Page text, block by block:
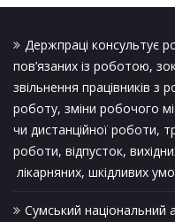
Держпраці консультує
пов’язаних із роботою,
звільнення працівників з
роботу, зміни робочого
чи дистанційної роботи,
роботи, відпусток,
лікарняних, шкідливих
Сумський національний